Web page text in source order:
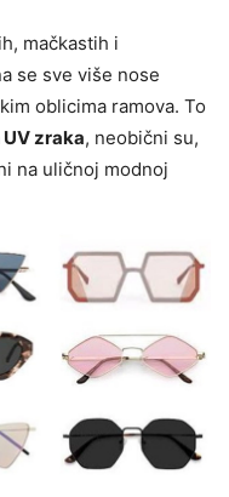
mačkastih i
se sve više nose
oblicima ramova. To
zraka, neobični su,
na uličnoj modnoj